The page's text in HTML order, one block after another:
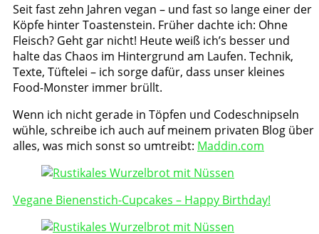
Seit fast zehn Jahren vegan – und fast so lange einer der
Köpfe hinter Toastenstein. Früher dachte ich: Ohne
Fleisch? Geht gar nicht! Heute weiß ich’s besser und
halte das Chaos im Hintergrund am Laufen. Technik,
Texte, Tüftelei – ich sorge dafür, dass unser kleines
Food-Monster immer brüllt.
Wenn ich nicht gerade in Töpfen und Codeschnipseln
wühle, schreibe ich auch auf meinem privaten Blog über
alles, was mich sonst so umtreibt: Maddin.com
Post
Navigation
Vegane Bienenstich-Cupcakes – Happy Birthday!